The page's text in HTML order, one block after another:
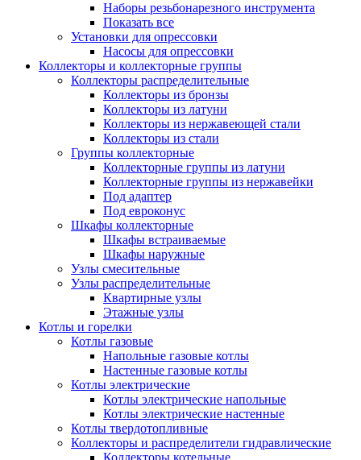
Наборы резьбонарезного инструмента
Показать все
Установки для опрессовки
Насосы для опрессовки
Коллекторы и коллекторные группы
Коллекторы распределительные
Коллекторы из бронзы
Коллекторы из латуни
Коллекторы из нержавеющей стали
Коллекторы из стали
Группы коллекторные
Коллекторные группы из латуни
Коллекторные группы из нержавейки
Под адаптер
Под евроконус
Шкафы коллекторные
Шкафы встраиваемые
Шкафы наружные
Узлы смесительные
Узлы распределительные
Квартирные узлы
Этажные узлы
Котлы и горелки
Котлы газовые
Напольные газовые котлы
Настенные газовые котлы
Котлы электрические
Котлы электрические напольные
Котлы электрические настенные
Котлы твердотопливные
Коллекторы и распределители гидравлические
Коллекторы котельные